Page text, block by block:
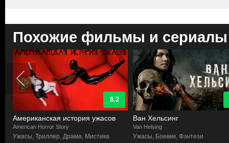
Похожие фильмы и сериалы
8.2
Американская история ужасов
American Horror Story
Ужасы, Триллер, Драма, Мистика
Ван Хельсинг
Van Helsing
Ужасы, Боевик, Фэнтези